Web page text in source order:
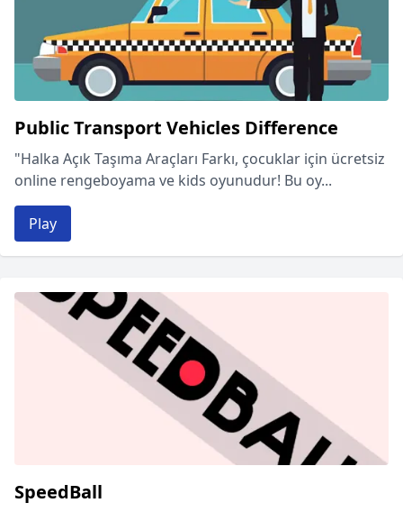
Public Transport Vehicles Difference
"Halka Açık Taşıma Araçları Farkı, çocuklar için ücretsiz
online rengeboyama ve kids oyunudur! Bu oy...
Play
SpeedBall